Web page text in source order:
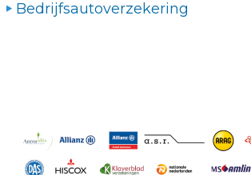
Bedrijfsautoverzekering